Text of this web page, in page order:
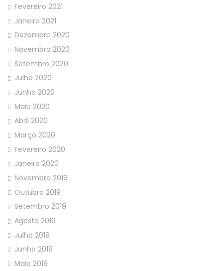
Fevereiro 2021
Janeiro 2021
Dezembro 2020
Novembro 2020
Setembro 2020
Julho 2020
Junho 2020
Maio 2020
Abril 2020
Março 2020
Fevereiro 2020
Janeiro 2020
Novembro 2019
Outubro 2019
Setembro 2019
Agosto 2019
Julho 2019
Junho 2019
Maio 2019